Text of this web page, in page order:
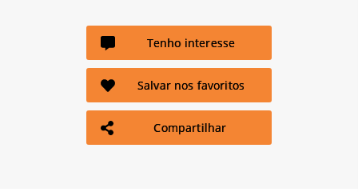
Tenho interesse
Salvar nos favoritos
Compartilhar